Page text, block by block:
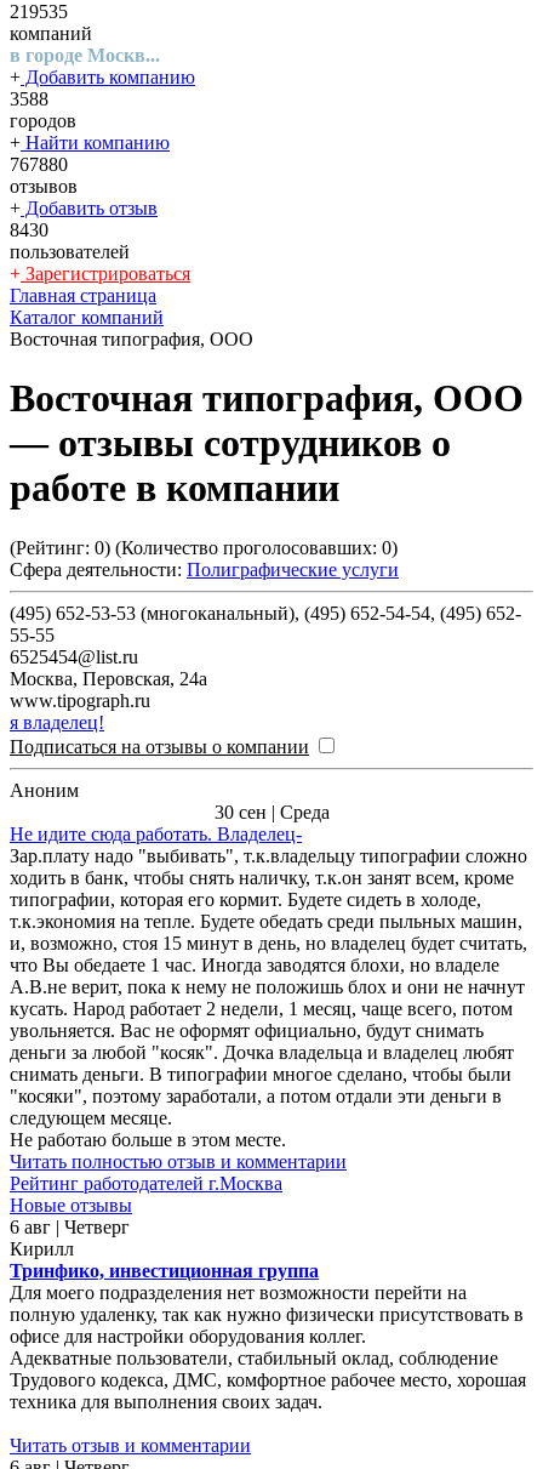
219535
компаний
в городе Москв...
+ Добавить компанию
3588
городов
+ Найти компанию
767880
отзывов
+ Добавить отзыв
8430
пользователей
+ Зарегистрироваться
Главная страница
Каталог компаний
Восточная типография, ООО
Восточная типография, ООО
— отзывы сотрудников о
работе в компании
(Рейтинг: 0) (Количество проголосовавших: 0)
Сфера деятельности: Полиграфические услуги
(495) 652-53-53 (многоканальный), (495) 652-54-54, (495) 652-
55-55
6525454@list.ru
Москва, Перовская, 24а
www.tipograph.ru
я владелец!
Подписаться на отзывы о компании
Аноним
30 сен | Среда
Не идите сюда работать. Владелец-
Зар.плату надо "выбивать", т.к.владельцу типографии сложно
ходить в банк, чтобы снять наличку, т.к.он занят всем, кроме
типографии, которая его кормит. Будете сидеть в холоде,
т.к.экономия на тепле. Будете обедать среди пыльных машин,
и, возможно, стоя 15 минут в день, но владелец будет считать,
что Вы обедаете 1 час. Иногда заводятся блохи, но владеле
А.В.не верит, пока к нему не положишь блох и они не начнут
кусать. Народ работает 2 недели, 1 месяц, чаще всего, потом
увольняется. Вас не оформят официально, будут снимать
деньги за любой "косяк". Дочка владельца и владелец любят
снимать деньги. В типографии многое сделано, чтобы были
"косяки", поэтому заработали, а потом отдали эти деньги в
следующем месяце.
Не работаю больше в этом месте.
Читать полностью отзыв и комментарии
Рейтинг работодателей г.Москва
Новые отзывы
6 авг | Четверг
Кирилл
Тринфико, инвестиционная группа
Для моего подразделения нет возможности перейти на
полную удаленку, так как нужно физически присутствовать в
офисе для настройки оборудования коллег.
Адекватные пользователи, стабильный оклад, соблюдение
Трудового кодекса, ДМС, комфортное рабочее место, хорошая
техника для выполнения своих задач.
Читать отзыв и комментарии